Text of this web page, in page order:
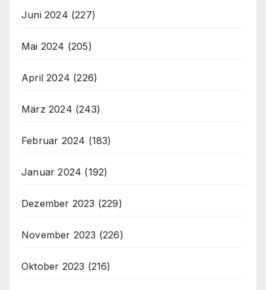
Juni 2024 (227)
Mai 2024 (205)
April 2024 (226)
März 2024 (243)
Februar 2024 (183)
Januar 2024 (192)
Dezember 2023 (229)
November 2023 (226)
Oktober 2023 (216)